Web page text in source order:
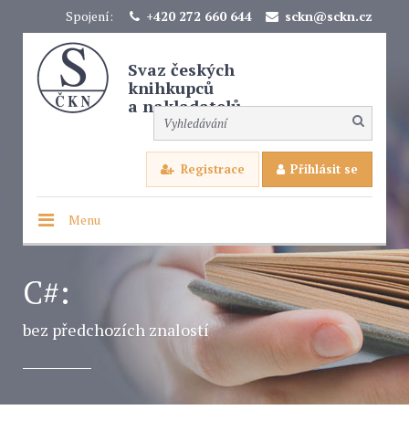
Spojení: +420 272 660 644 sckn@sckn.cz
Svaz českých
knihkupců
a nakladatelů
Registrace Přihlásit se
Menu
C#:
bez předchozích znalostí